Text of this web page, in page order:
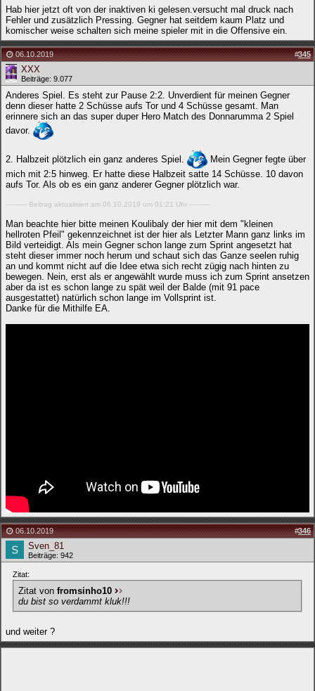
Hab hier jetzt oft von der inaktiven ki gelesen.versucht mal druck nach
Fehler und zusätzlich Pressing. Gegner hat seitdem kaum Platz und
komischer weise schalten sich meine spieler mit in die Offensive ein.
06.10.2019 #345
XXX
Beiträge: 9.077
Anderes Spiel. Es steht zur Pause 2:2. Unverdient für meinen Gegner
denn dieser hatte 2 Schüsse aufs Tor und 4 Schüsse gesamt. Man
erinnere sich an das super duper Hero Match des Donnarumma 2 Spiel
davor.
2. Halbzeit plötzlich ein ganz anderes Spiel.
Mein Gegner fegte über
mich mit 2:5 hinweg. Er hatte diese Halbzeit satte 14 Schüsse. 10 davon
aufs Tor. Als ob es ein ganz anderer Gegner plötzlich war.
---------- Beitrag aktualisiert am 06.10.2019 um 01:21 Uhr ----------
Man beachte hier bitte meinen Koulibaly der hier mit dem "kleinen
hellroten Pfeil" gekennzeichnet ist der hier als Letzter Mann ganz links im
Bild verteidigt. Als mein Gegner schon lange zum Sprint angesetzt hat
steht dieser immer noch herum und schaut sich das Ganze seelen ruhig
an und kommt nicht auf die Idee etwa sich recht zügig nach hinten zu
bewegen. Nein, erst als er angewählt wurde muss ich zum Sprint ansetzen
aber da ist es schon lange zu spät weil der Balde (mit 91 pace
ausgestattet) natürlich schon lange im Vollsprint ist.
Danke für die Mithilfe EA.
06.10.2019 #346
Sven_81
Beiträge: 942
Zitat:
Zitat von fromsinho10
du bist so verdammt kluk!!!
und weiter ?